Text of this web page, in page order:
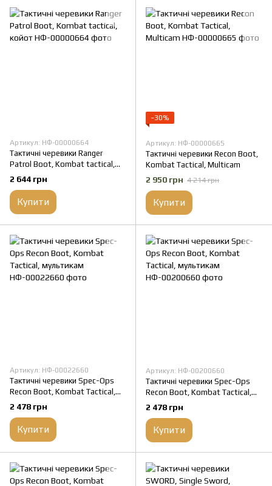
Артикул: НФ-00000664
Тактичні черевики Ranger
Patrol Boot, Kombat tactical,
койот
2 644 грн
Купити
−30%
Артикул: НФ-00000665
Тактичні черевики Recon Boot,
Kombat Tactical, Multicam
2 950 грн 4 214 грн
Купити
Артикул: НФ-00022660
Тактичні черевики Spec-Ops
Recon Boot, Kombat Tactical,
мультикам
2 478 грн
Купити
Артикул: НФ-00200660
Тактичні черевики Spec-Ops
Recon Boot, Kombat Tactical,
мультикам
2 478 грн
Купити